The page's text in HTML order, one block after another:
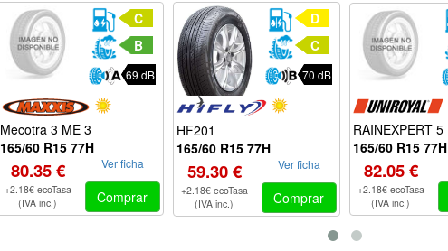
C
B
69 dB
Mecotra 3 ME 3
165/60 R15 77H
80.35 €
+2.18€ ecoTasa
(IVA inc.)
Ver ficha
Comprar
D
C
70 dB
HF201
165/60 R15 77H
59.30 €
+2.18€ ecoTasa
(IVA inc.)
Ver ficha
Comprar
RAINEXPERT 5
165/60 R15 77H
82.05 €
+2.18€ ecoTasa
(IVA inc.)